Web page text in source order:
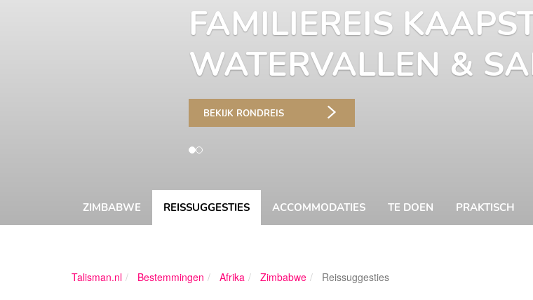
KAAPSTAD,
& SAFARI
ZIMBABWE REISSUGGESTIES ACCOMMODATIES TE DOEN PRAKTISCH
Talisman.nl Bestemmingen Afrika Zimbabwe Reissuggesties